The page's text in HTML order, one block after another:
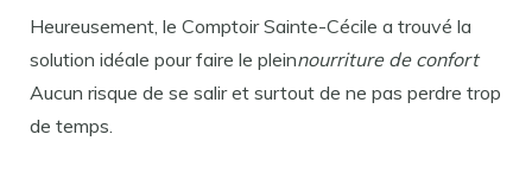
Heureusement, le Comptoir Sainte-Cécile a trouvé la
solution idéale pour faire le pleinnourriture de confort
Aucun risque de se salir et surtout de ne pas perdre trop
de temps.